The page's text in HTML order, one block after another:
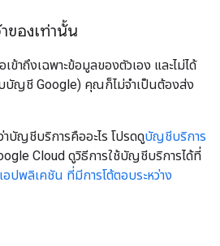
ของเท่านั้น
าถึงเฉพาะข้อมูลของตัวเอง และไม่ได้
บัญชี Google) คุณก็ไม่จำเป็นต้องส่ง
าบัญชีบริการคืออะไร โปรดดูบัญชีบริการ
Cloud ดูวิธีการใช้บัญชีบริการได้ที่
อปพลิเคชัน ที่มีการโต้ตอบระหว่าง